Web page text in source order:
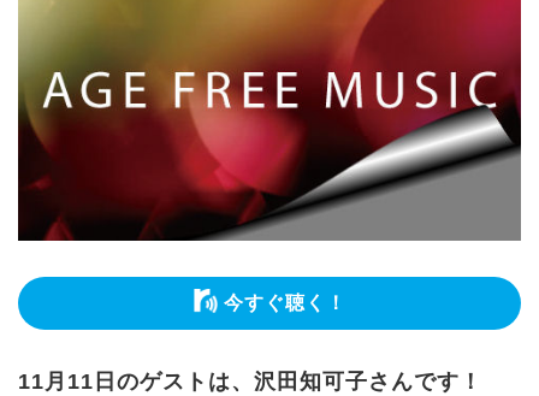
今すぐ聴く！
11月11日のゲストは、沢田知可子さんです！